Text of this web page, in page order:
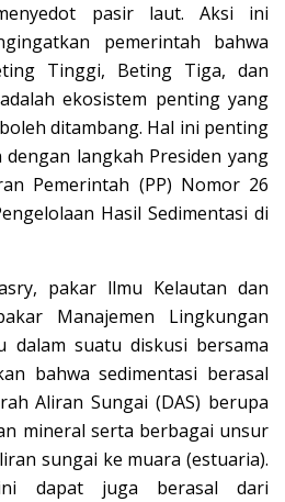
pasir laut. Aksi ini
pemerintah bahwa
Tinggi, Beting Tiga, dan
ekosistem penting yang
ditambang. Hal ini penting
langkah Presiden yang
Pemerintah (PP) Nomor 26
Hasil Sedimentasi di
pakar llmu Kelautan dan
Manajemen Lingkungan
dalam suatu diskusi bersama
bahwa sedimentasi berasal
Aliran Sungai (DAS) berupa
mineral serta berbagai unsur
sungai ke muara (estuaria).
dapat juga berasal dari